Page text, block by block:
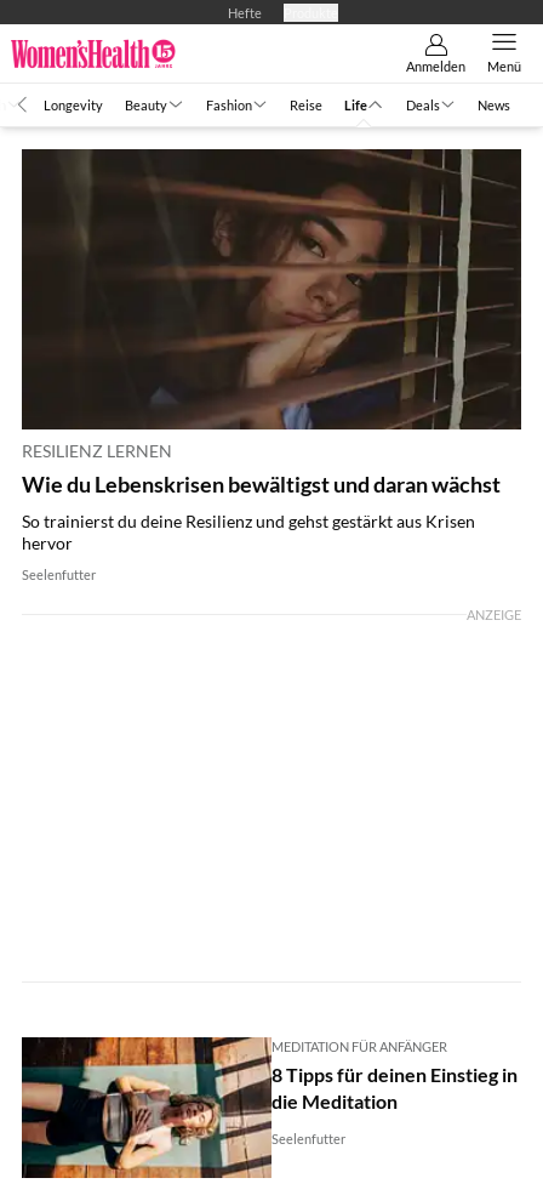
Hefte
Anmelden Menü
Longevity Beauty Fashion Reise Life Deals News
RESILIENZ LERNEN
Wie du Lebenskrisen bewältigst und daran wächst
So trainierst du deine Resilienz und gehst gestärkt aus Krisen
hervor
Seelenfutter
ANZEIGE
MEDITATION FÜR ANFÄNGER
8 Tipps für deinen Einstieg in
die Meditation
Seelenfutter